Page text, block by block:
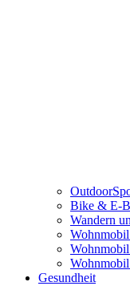
Bike & E-
Wandern
Gesundheit